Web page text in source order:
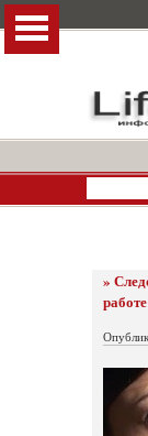
»
работе